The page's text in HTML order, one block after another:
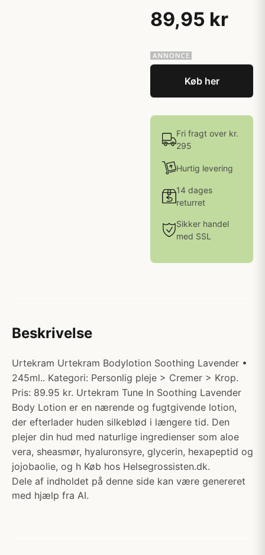
89,95 kr
Køb her
Fri fragt over kr.
295
Hurtig levering
14 dages
returret
Sikker handel
med SSL
Beskrivelse
Urtekram Urtekram Bodylotion Soothing Lavender •
245ml.. Kategori: Personlig pleje > Cremer > Krop.
Pris: 89.95 kr. Urtekram Tune In Soothing Lavender
Body Lotion er en nærende og fugtgivende lotion,
der efterlader huden silkeblød i længere tid. Den
plejer din hud med naturlige ingredienser som aloe
vera, sheasmør, hyaluronsyre, glycerin, hexapeptid og
jojobaolie, og h Køb hos Helsegrossisten.dk.
Dele af indholdet på denne side kan være genereret
med hjælp fra AI.